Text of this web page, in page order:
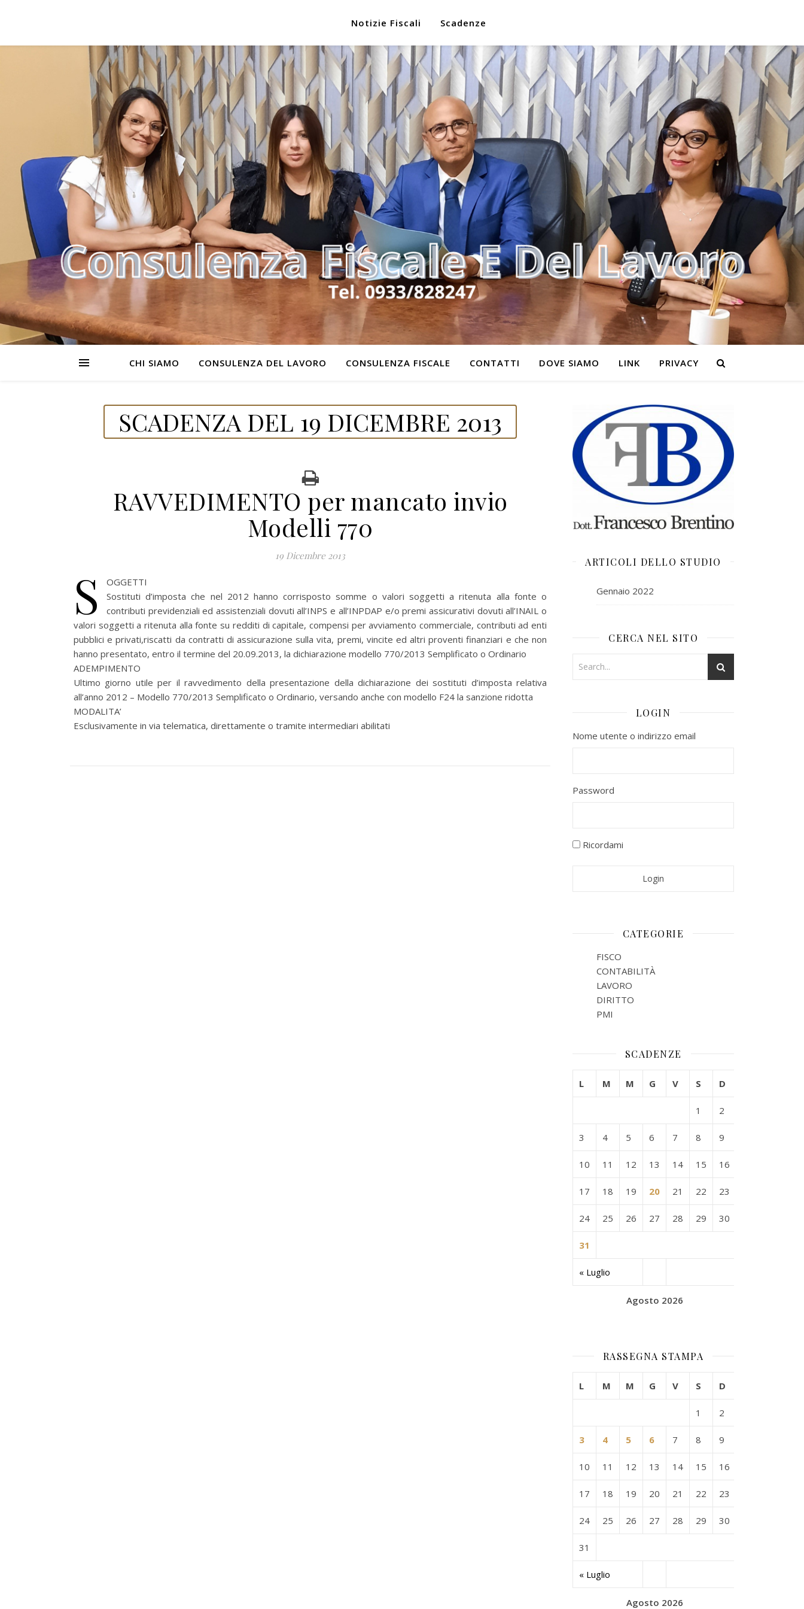
Notizie Fiscali Scadenze
CHI SIAMO CONSULENZA DEL LAVORO CONSULENZA FISCALE CONTATTI DOVE SIAMO LINK PRIVACY
SCADENZA DEL 19 DICEMBRE 2013
RAVVEDIMENTO per mancato invio
Modelli 770
19 Dicembre 2013
S
OGGETTI
Sostituti d’imposta che nel 2012 hanno corrisposto somme o valori soggetti a ritenuta alla fonte o
contributi previdenziali ed assistenziali dovuti all’INPS e all’INPDAP e/o premi assicurativi dovuti all’INAIL o
valori soggetti a ritenuta alla fonte su redditi di capitale, compensi per avviamento commerciale, contributi ad enti
pubblici e privati,riscatti da contratti di assicurazione sulla vita, premi, vincite ed altri proventi finanziari e che non
hanno presentato, entro il termine del 20.09.2013, la dichiarazione modello 770/2013 Semplificato o Ordinario
ADEMPIMENTO
Ultimo giorno utile per il ravvedimento della presentazione della dichiarazione dei sostituti d’imposta relativa
all’anno 2012 – Modello 770/2013 Semplificato o Ordinario, versando anche con modello F24 la sanzione ridotta
MODALITA’
Esclusivamente in via telematica, direttamente o tramite intermediari abilitati
ARTICOLI DELLO STUDIO
Gennaio 2022
CERCA NEL SITO
LOGIN
Nome utente o indirizzo email
Password
Ricordami
CATEGORIE
FISCO
CONTABILITÀ
LAVORO
DIRITTO
PMI
SCADENZE
Agosto 2026
L M M G V S D
« Luglio
1 2
3 4 5 6 7 8 9
10 11 12 13 14 15 16
17 18 19 20 21 22 23
24 25 26 27 28 29 30
31
RASSEGNA STAMPA
Agosto 2026
L M M G V S D
« Luglio
1 2
3 4 5 6 7 8 9
10 11 12 13 14 15 16
17 18 19 20 21 22 23
24 25 26 27 28 29 30
31